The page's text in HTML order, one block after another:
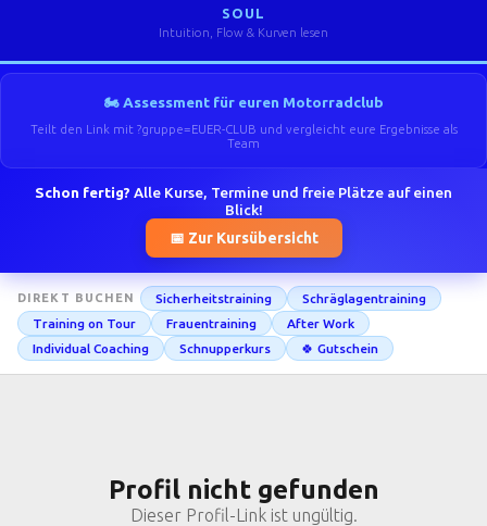
SOUL
Intuition, Flow & Kurven lesen
🏍️ Assessment für euren Motorradclub
Teilt den Link mit ?gruppe=EUER-CLUB und vergleicht eure Ergebnisse als
Team
Schon fertig? Alle Kurse, Termine und freie Plätze auf einen
Blick!
📅 Zur Kursübersicht
DIREKT BUCHEN Sicherheitstraining
Schräglagentraining
Training on Tour
Frauentraining
After Work
Individual Coaching
Schnupperkurs 🍀 Gutschein
Profil nicht gefunden
Dieser Profil-Link ist ungültig.